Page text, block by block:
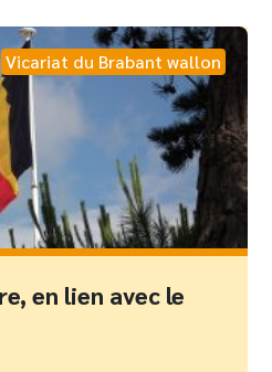
Vicariat du Brabant wallon
en lien avec le